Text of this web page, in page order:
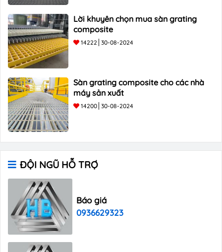
Lời khuyên chọn mua sàn grating
composite
14222 30-08-2024
Sàn grating composite cho các nhà
máy sản xuất
14200 30-08-2024
ĐỘI NGŨ HỖ TRỢ
Báo giá
0936629323